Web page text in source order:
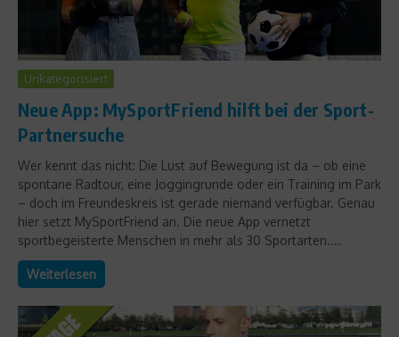
Unkategorisiert
Neue App: MySportFriend hilft bei der Sport-
Partnersuche
Wer kennt das nicht: Die Lust auf Bewegung ist da – ob eine
spontane Radtour, eine Joggingrunde oder ein Training im Park
– doch im Freundeskreis ist gerade niemand verfügbar. Genau
hier setzt MySportFriend an. Die neue App vernetzt
sportbegeisterte Menschen in mehr als 30 Sportarten....
Weiterlesen